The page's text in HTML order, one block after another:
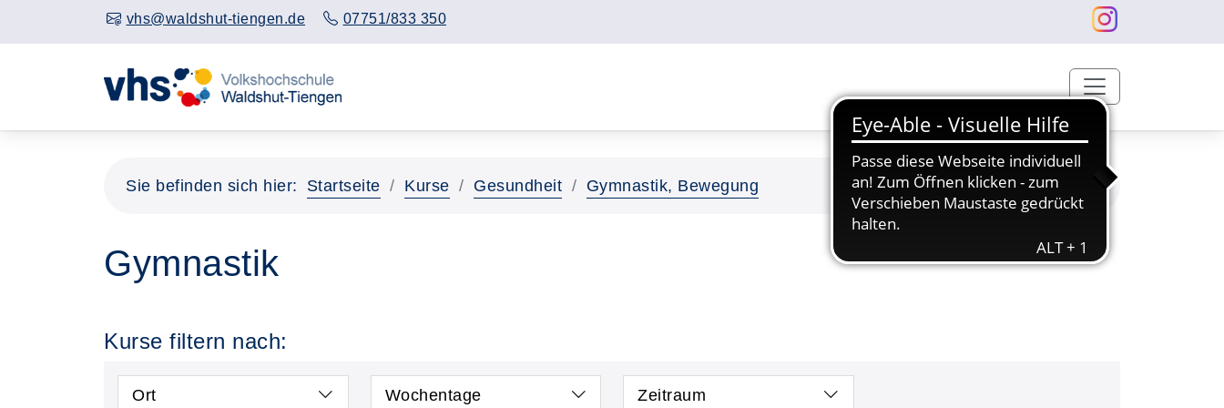
vhs@waldshut-tiengen.de 07751/833 350
Sie befinden sich hier: Startseite Kurse Gesundheit Gymnastik, Bewegung
Gymnastik
Kurse filtern nach:
Ort Wochentage Zeitraum